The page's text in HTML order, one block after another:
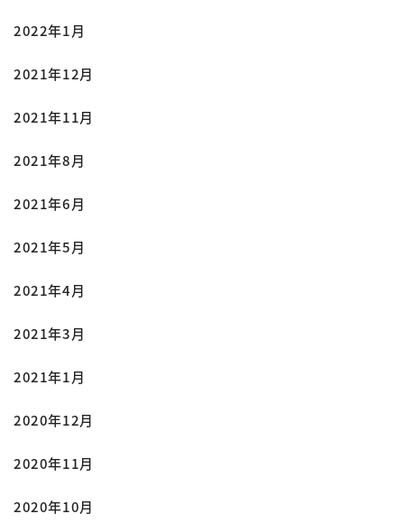
2022年1月
2021年12月
2021年11月
2021年8月
2021年6月
2021年5月
2021年4月
2021年3月
2021年1月
2020年12月
2020年11月
2020年10月